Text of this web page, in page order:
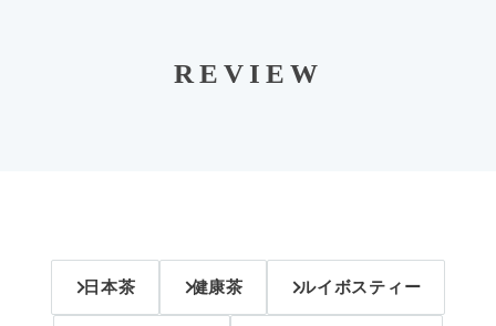
REVIEW
日本茶 健康茶 ルイボスティー